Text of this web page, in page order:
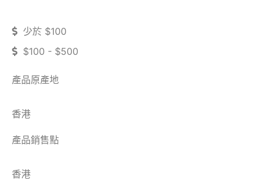
少於 $100
$100 - $500
產品原產地
香港
產品銷售點
香港